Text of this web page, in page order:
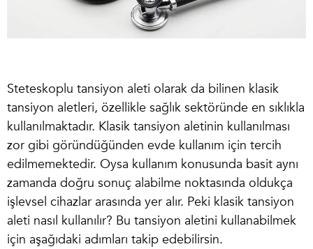
Steteskoplu tansiyon aleti olarak da bilinen klasik
tansiyon aletleri, özellikle sağlık sektöründe en sıklıkla
kullanılmaktadır. Klasik tansiyon aletinin kullanılması
zor gibi göründüğünden evde kullanım için tercih
edilmemektedir. Oysa kullanım konusunda basit aynı
zamanda doğru sonuç alabilme noktasında oldukça
işlevsel cihazlar arasında yer alır. Peki klasik tansiyon
aleti nasıl kullanılır? Bu tansiyon aletini kullanabilmek
için aşağıdaki adımları takip edebilirsin.